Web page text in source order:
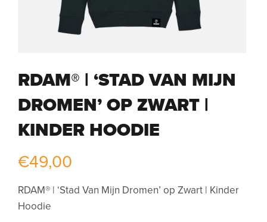
RDAM® | ‘STAD VAN MIJN
DROMEN’ OP ZWART |
KINDER HOODIE
€49,00
RDAM® | ‘Stad Van Mijn Dromen’ op Zwart | Kinder
Hoodie